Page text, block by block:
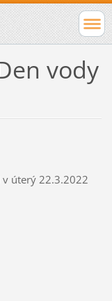
vody
v úterý 22.3.2022